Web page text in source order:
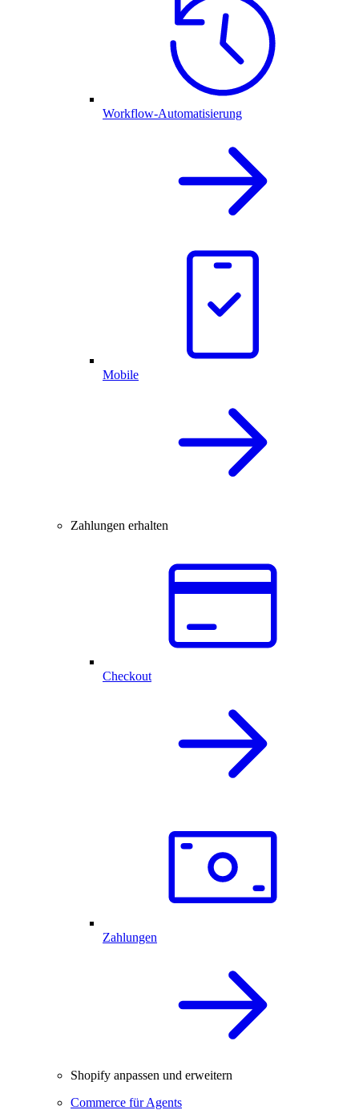
Workflow-Automatisierung
Mobile
Zahlungen erhalten
Checkout
Zahlungen
Shopify anpassen und erweitern
Commerce für Agents